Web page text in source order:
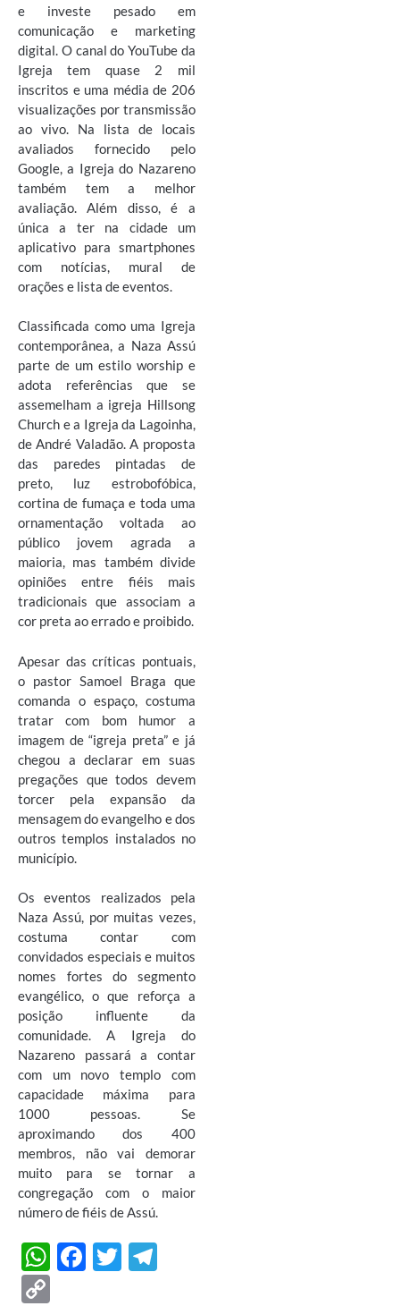
e investe pesado em
comunicação e marketing
digital. O canal do YouTube da
Igreja tem quase 2 mil
inscritos e uma média de 206
visualizações por transmissão
ao vivo. Na lista de locais
avaliados fornecido pelo
Google, a Igreja do Nazareno
também tem a melhor
avaliação. Além disso, é a
única a ter na cidade um
aplicativo para smartphones
com notícias, mural de
orações e lista de eventos.
Classificada como uma Igreja
contemporânea, a Naza Assú
parte de um estilo worship e
adota referências que se
assemelham a igreja Hillsong
Church e a Igreja da Lagoinha,
de André Valadão. A proposta
das paredes pintadas de
preto, luz estrobofóbica,
cortina de fumaça e toda uma
ornamentação voltada ao
público jovem agrada a
maioria, mas também divide
opiniões entre fiéis mais
tradicionais que associam a
cor preta ao errado e proibido.
Apesar das críticas pontuais,
o pastor Samoel Braga que
comanda o espaço, costuma
tratar com bom humor a
imagem de “igreja preta” e já
chegou a declarar em suas
pregações que todos devem
torcer pela expansão da
mensagem do evangelho e dos
outros templos instalados no
município.
Os eventos realizados pela
Naza Assú, por muitas vezes,
costuma contar com
convidados especiais e muitos
nomes fortes do segmento
evangélico, o que reforça a
posição influente da
comunidade. A Igreja do
Nazareno passará a contar
com um novo templo com
capacidade máxima para
1000 pessoas. Se
aproximando dos 400
membros, não vai demorar
muito para se tornar a
congregação com o maior
número de fiéis de Assú.
W F
T